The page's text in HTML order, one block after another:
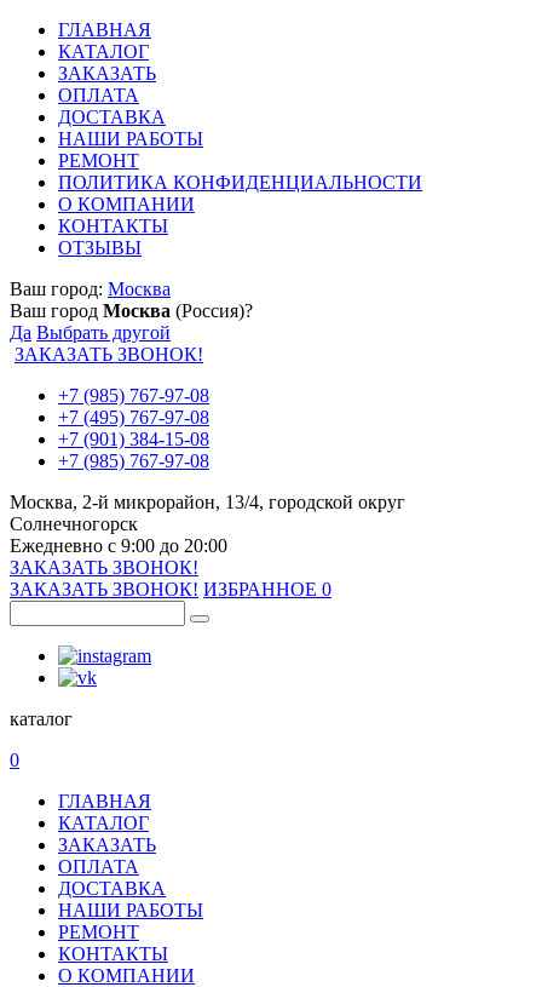
ГЛАВНАЯ
КАТАЛОГ
ЗАКАЗАТЬ
ОПЛАТА
ДОСТАВКА
НАШИ РАБОТЫ
РЕМОНТ
ПОЛИТИКА КОНФИДЕНЦИАЛЬНОСТИ
О КОМПАНИИ
КОНТАКТЫ
ОТЗЫВЫ
Ваш город: Москва
Ваш город Москва (Россия)?
Да Выбрать другой
ЗАКАЗАТЬ ЗВОНОК!
+7 (985) 767-97-08
+7 (495) 767-97-08
+7 (901) 384-15-08
+7 (985) 767-97-08
Москва, 2-й микрорайон, 13/4, городской округ
Солнечногорск
Ежедневно с 9:00 до 20:00
ЗАКАЗАТЬ ЗВОНОК!
ЗАКАЗАТЬ ЗВОНОК! ИЗБРАННОЕ 0
каталог
0
ГЛАВНАЯ
КАТАЛОГ
ЗАКАЗАТЬ
ОПЛАТА
ДОСТАВКА
НАШИ РАБОТЫ
РЕМОНТ
КОНТАКТЫ
О КОМПАНИИ